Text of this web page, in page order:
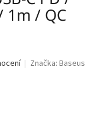
1m / QC
Značka:Baseus